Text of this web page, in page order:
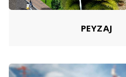
PEYZAJ